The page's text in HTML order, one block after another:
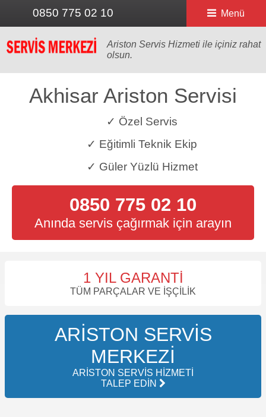
0850 775 02 10 Menü
Ariston Servis Hizmeti ile içiniz rahat
olsun.
Akhisar Ariston Servisi
✓ Özel Servis
✓ Eğitimli Teknik Ekip
✓ Güler Yüzlü Hizmet
0850 775 02 10
Anında servis çağırmak için arayın
1 YIL GARANTI
TÜM PARÇALAR VE İŞÇILIK
ARISTON SERVIS
MERKEZI
ARISTON SERVIS HIZMETI
TALEP EDIN